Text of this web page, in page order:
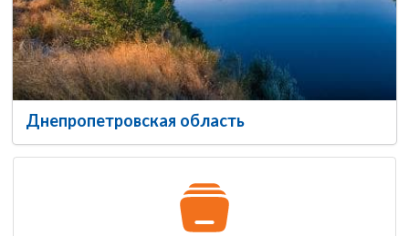
Днепропетровская область